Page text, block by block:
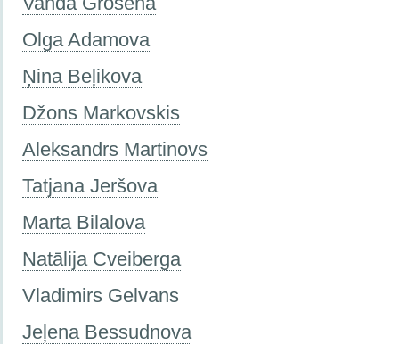
Olga Adamova
Ņina Beļikova
Džons Markovskis
Aleksandrs Martinovs
Tatjana Jeršova
Marta Bilalova
Natālija Cveiberga
Vladimirs Gelvans
Jeļena Bessudnova